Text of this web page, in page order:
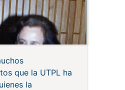
que la UTPL ha
la